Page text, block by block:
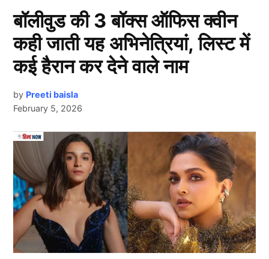
हाथ बंटाया है।
कोविड में दिखाई Rohit Sharma ने
दरियादिली
कोविड-19 के मुश्किल दौर में रोहित (Rohit Sharma) ने दिल
Next Article
बॉलीवुड की 3 बॉक्स ऑफिस क्वीन
कही जाती यह अभिनेत्रियां, लिस्ट में
कई हैरान कर देने वाले नाम
by Preeti baisla
February 5, 2026